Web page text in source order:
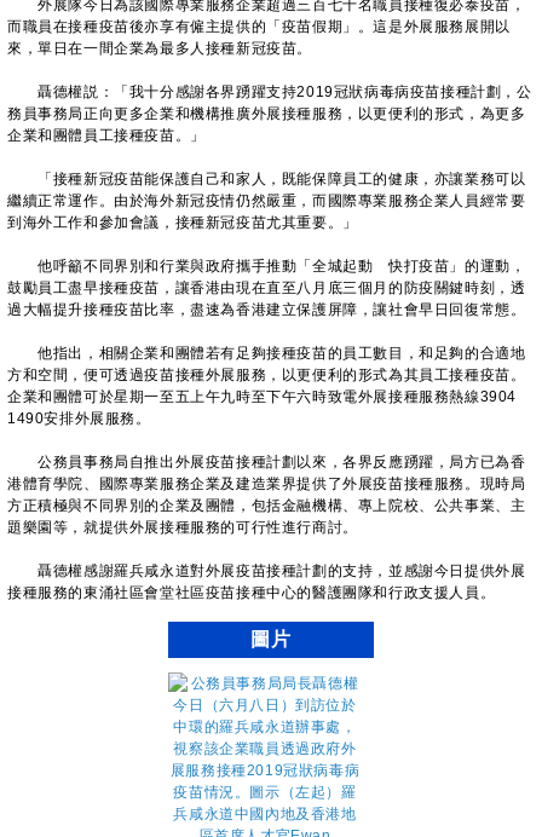
外展隊今日為該國際專業服務企業超過三百七十名職員接種復必泰疫苗，
而職員在接種疫苗後亦享有僱主提供的「疫苗假期」。這是外展服務展開以
來，單日在一間企業為最多人接種新冠疫苗。
聶德權説：「我十分感謝各界踴躍支持2019冠狀病毒病疫苗接種計劃，公
務員事務局正向更多企業和機構推廣外展接種服務，以更便利的形式，為更多
企業和團體員工接種疫苗。」
「接種新冠疫苗能保護自己和家人，既能保障員工的健康，亦讓業務可以
繼續正常運作。由於海外新冠疫情仍然嚴重，而國際專業服務企業人員經常要
到海外工作和參加會議，接種新冠疫苗尤其重要。」
他呼籲不同界別和行業與政府攜手推動「全城起動 快打疫苗」的運動，
鼓勵員工盡早接種疫苗，讓香港由現在直至八月底三個月的防疫關鍵時刻，透
過大幅提升接種疫苗比率，盡速為香港建立保護屏障，讓社會早日回復常態。
他指出，相關企業和團體若有足夠接種疫苗的員工數目，和足夠的合適地
方和空間，便可透過疫苗接種外展服務，以更便利的形式為其員工接種疫苗。
企業和團體可於星期一至五上午九時至下午六時致電外展接種服務熱線3904
1490安排外展服務。
公務員事務局自推出外展疫苗接種計劃以來，各界反應踴躍，局方已為香
港體育學院、國際專業服務企業及建造業界提供了外展疫苗接種服務。現時局
方正積極與不同界別的企業及團體，包括金融機構、專上院校、公共事業、主
題樂園等，就提供外展接種服務的可行性進行商討。
聶德權感謝羅兵咸永道對外展疫苗接種計劃的支持，並感謝今日提供外展
接種服務的東涌社區會堂社區疫苗接種中心的醫護團隊和行政支援人員。
圖片